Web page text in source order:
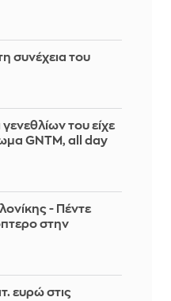
συνέχεια του
του είχε
GNTM, all day
- Πέντε
στην
ευρώ στις